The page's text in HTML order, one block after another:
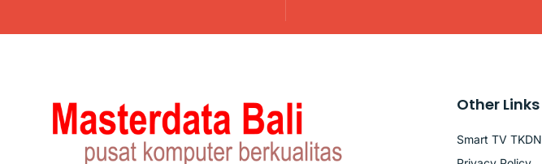
Other Links
Smart TV TKDN